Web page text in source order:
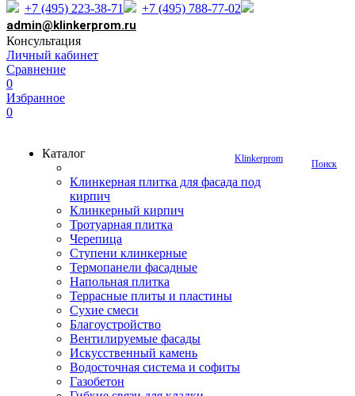
+7 (495) 223-38-71
+7 (495) 788-77-02
admin@klinkerprom.ru
Консультация
Личный кабинет
Сравнение
0
Избранное
0
Поиск
Klinkerprom
Каталог
Клинкерная плитка для фасада под
кирпич
Клинкерный кирпич
Тротуарная плитка
Черепица
Ступени клинкерные
Термопанели фасадные
Напольная плитка
Террасные плиты и пластины
Сухие смеси
Благоустройство
Вентилируемые фасады
Искусственный камень
Водосточная система и софиты
Газобетон